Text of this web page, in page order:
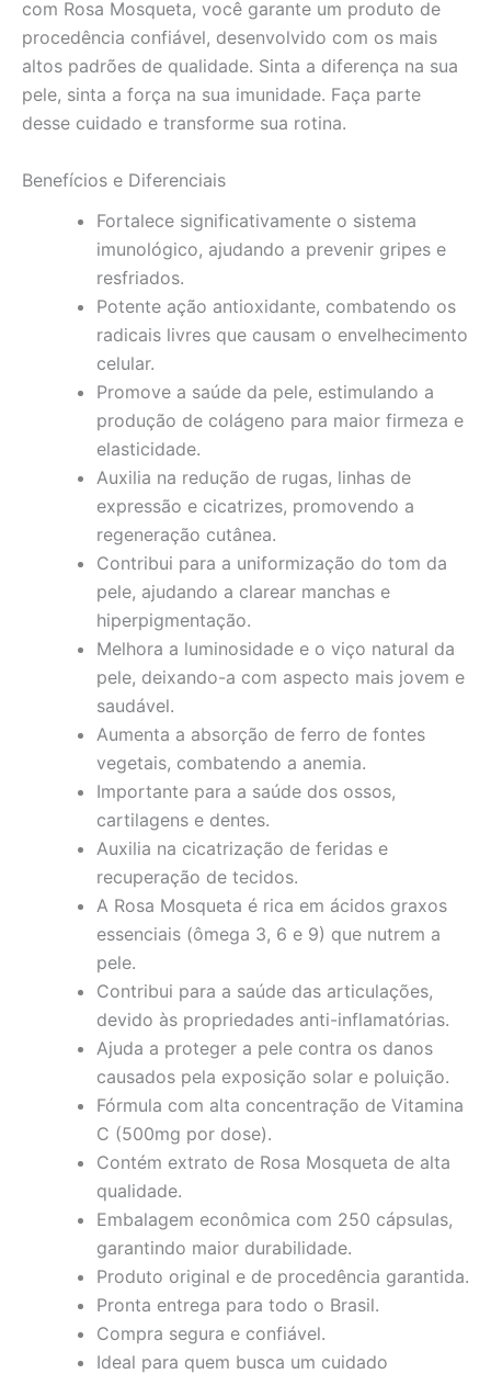
com Rosa Mosqueta, você garante um produto de
procedência confiável, desenvolvido com os mais
altos padrões de qualidade. Sinta a diferença na sua
pele, sinta a força na sua imunidade. Faça parte
desse cuidado e transforme sua rotina.
Benefícios e Diferenciais
Fortalece significativamente o sistema
imunológico, ajudando a prevenir gripes e
resfriados.
Potente ação antioxidante, combatendo os
radicais livres que causam o envelhecimento
celular.
Promove a saúde da pele, estimulando a
produção de colágeno para maior firmeza e
elasticidade.
Auxilia na redução de rugas, linhas de
expressão e cicatrizes, promovendo a
regeneração cutânea.
Contribui para a uniformização do tom da
pele, ajudando a clarear manchas e
hiperpigmentação.
Melhora a luminosidade e o viço natural da
pele, deixando-a com aspecto mais jovem e
saudável.
Aumenta a absorção de ferro de fontes
vegetais, combatendo a anemia.
Importante para a saúde dos ossos,
cartilagens e dentes.
Auxilia na cicatrização de feridas e
recuperação de tecidos.
A Rosa Mosqueta é rica em ácidos graxos
essenciais (ômega 3, 6 e 9) que nutrem a
pele.
Contribui para a saúde das articulações,
devido às propriedades anti-inflamatórias.
Ajuda a proteger a pele contra os danos
causados pela exposição solar e poluição.
Fórmula com alta concentração de Vitamina
C (500mg por dose).
Contém extrato de Rosa Mosqueta de alta
qualidade.
Embalagem econômica com 250 cápsulas,
garantindo maior durabilidade.
Produto original e de procedência garantida.
Pronta entrega para todo o Brasil.
Compra segura e confiável.
Ideal para quem busca um cuidado